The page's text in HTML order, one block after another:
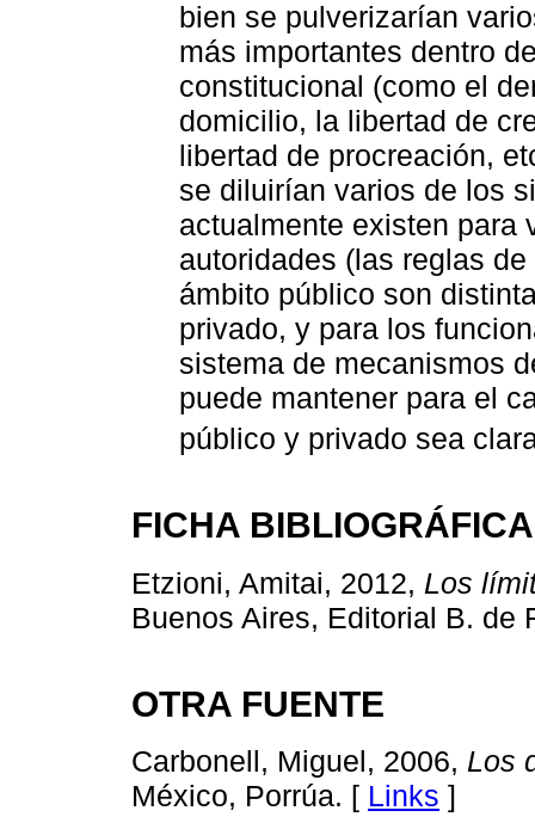
bien se pulverizarían
más importantes dentro
constitucional (como el
domicilio, la libertad de
libertad de procreación,
se diluirían varios de los
actualmente existen para
autoridades (las reglas
ámbito público son
privado, y para los
sistema de mecanismos
puede mantener para el
público y privado sea
FICHA
Etzioni, Amitai, 2012, Los
Buenos Aires, Editorial B. de
OTRA FUENTE
Carbonell, Miguel, 2006, Los
México, Porrúa. [ Links ]